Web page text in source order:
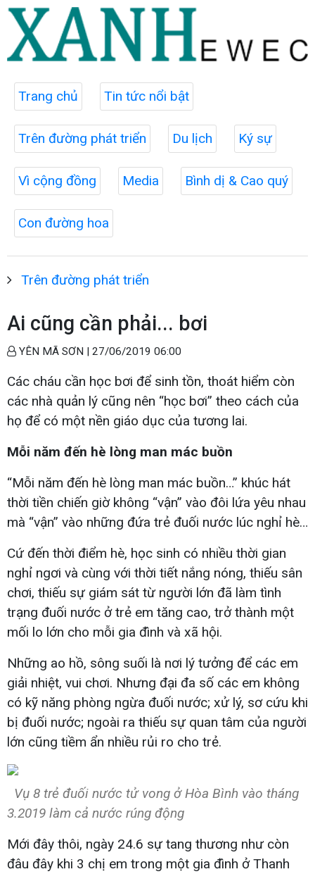
Trang chủ Tin tức nổi bật
Trên đường phát triển Du lịch Ký sự
Vì cộng đồng Media Bình dị & Cao quý
Con đường hoa
Trên đường phát triển
Ai cũng cần phải... bơi
YÊN MÃ SƠN | 27/06/2019 06:00
Các cháu cần học bơi để sinh tồn, thoát hiểm còn
các nhà quản lý cũng nên “học bơi” theo cách của
họ để có một nền giáo dục của tương lai.
Mỗi năm đến hè lòng man mác buồn
“Mỗi năm đến hè lòng man mác buồn…” khúc hát
thời tiền chiến giờ không “vận” vào đôi lứa yêu nhau
mà “vận” vào những đứa trẻ đuối nước lúc nghỉ hè…
Cứ đến thời điểm hè, học sinh có nhiều thời gian
nghỉ ngơi và cùng với thời tiết nắng nóng, thiếu sân
chơi, thiếu sự giám sát từ người lớn đã làm tình
trạng đuối nước ở trẻ em tăng cao, trở thành một
mối lo lớn cho mỗi gia đình và xã hội.
Những ao hồ, sông suối là nơi lý tưởng để các em
giải nhiệt, vui chơi. Nhưng đại đa số các em không
có kỹ năng phòng ngừa đuối nước; xử lý, sơ cứu khi
bị đuối nước; ngoài ra thiếu sự quan tâm của người
lớn cũng tiềm ẩn nhiều rủi ro cho trẻ.
Vụ 8 trẻ đuối nước tử vong ở Hòa Bình vào tháng
3.2019 làm cả nước rúng động
Mới đây thôi, ngày 24.6 sự tang thương như còn
đâu đây khi 3 chị em trong một gia đình ở Thanh